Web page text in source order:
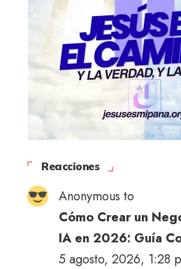
Reacciones
Anonymous to
Cómo Crear un
IA en 2026: Guía
5 agosto, 2026, 1:28